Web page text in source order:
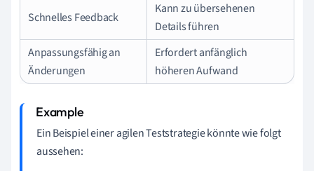
Schnelles Feedback
Kann zu übersehenen
Details führen
Anpassungsfähig an
Änderungen
Erfordert anfänglich
höheren Aufwand
Ein Beispiel einer agilen Teststrategie könnte wie folgt
aussehen: